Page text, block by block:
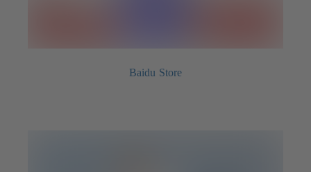
Baidu Store